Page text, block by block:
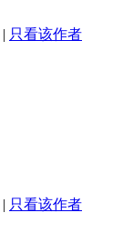
| 只看该作者
| 只看该作者